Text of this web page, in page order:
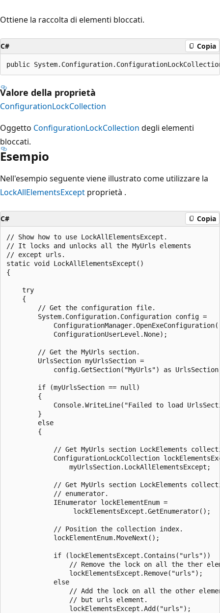
Ottiene la raccolta di elementi bloccati.
C# Copia
public
Valore della proprietà
ConfigurationLockCollection
Oggetto ConfigurationLockCollection degli elementi
bloccati.
Esempio
Nell'esempio seguente viene illustrato come utilizzare la
LockAllElementsExcept proprietà .
C# Copia
// Show how to use LockAllElementsExcept.
// It locks and unlocks all the MyUrls elements
// except urls.
static void LockAllElementsExcept()
{
    try
    {
        // Get the configuration file.
        System.Configuration.Configuration config =
            ConfigurationManager.OpenExeConfiguration(
            ConfigurationUserLevel.None);
        // Get the MyUrls section.
        UrlsSection myUrlsSection =
config.GetSection("MyUrls") as
        if (myUrlsSection == null)
        {
Console.WriteLine("Failed to load
        }
        else
        {
// Get MyUrls section LockElements
ConfigurationLockCollection
                myUrlsSection.LockAllElementsExcept;
// Get MyUrls section LockElements
            // enumerator.
            IEnumerator lockElementEnum =
                 lockElementsExcept.GetEnumerator();
            // Position the collection index.
            lockElementEnum.MoveNext();
            if (lockElementsExcept.Contains("urls"))
// Remove the lock on all the ther
                lockElementsExcept.Remove("urls");
            else
// Add the lock on all the other
                // but urls element.
                lockElementsExcept.Add("urls");